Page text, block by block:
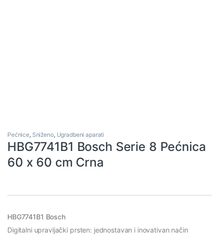
Pećnice, Sniženo, Ugradbeni aparati
HBG7741B1 Bosch Serie 8 Pećnica
60 x 60 cm Crna
HBG7741B1 Bosch
Digitalni upravljački prsten: jednostavan i inovativan način